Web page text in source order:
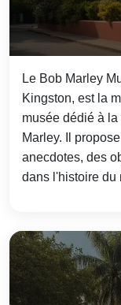
Le Bob Marley
Kingston, est la
musée dédié à
Marley. Il
anecdotes, des
dans l'histoire du